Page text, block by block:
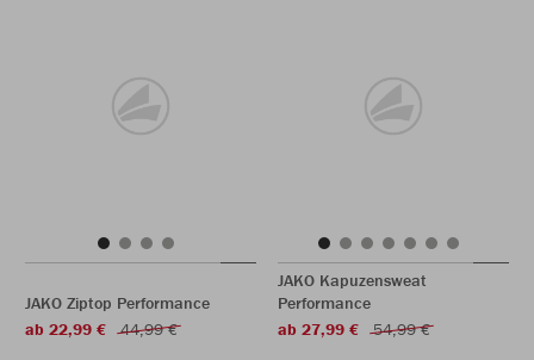
JAKO Ziptop Performance
ab 22,99 €
44,99 €
JAKO Kapuzensweat
Performance
ab 27,99 €
54,99 €